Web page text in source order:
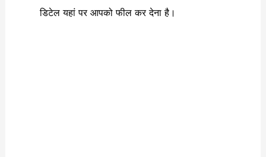
डिटेल यहां पर आपको फील कर देना है।